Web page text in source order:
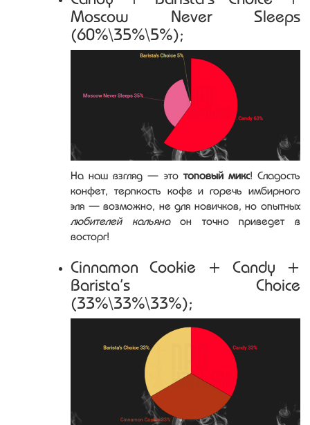
Moscow Never Sleeps
(60%\35%\5%);
На наш взгляд — это топовый микс! Сладость
конфет, терпкость кофе и горечь имбирного
эля — возможно, не для новичков, но опытных
любителей кальянаон точно приведет в
восторг!
Cinnamon Cookie + Candy +
Barista’s Choice
(33%\33%\33%);